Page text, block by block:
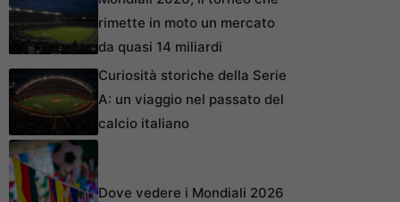
rimette in moto un mercato
da quasi 14 miliardi
Curiosità storiche della Serie
A: un viaggio nel passato del
calcio italiano
Dove vedere i Mondiali 2026